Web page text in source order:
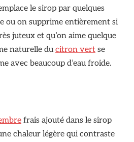
le sirop par quelques
ou on supprime entièrement si
juteux et qu’on aime quelque
naturelle du citron vert se
avec beaucoup d’eau froide.
frais ajouté dans le sirop
chaleur légère qui contraste